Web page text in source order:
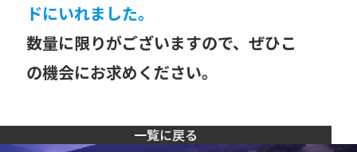
ドにいれました。
数量に限りがございますので、ぜひこ
の機会にお求めください。
一覧に戻る